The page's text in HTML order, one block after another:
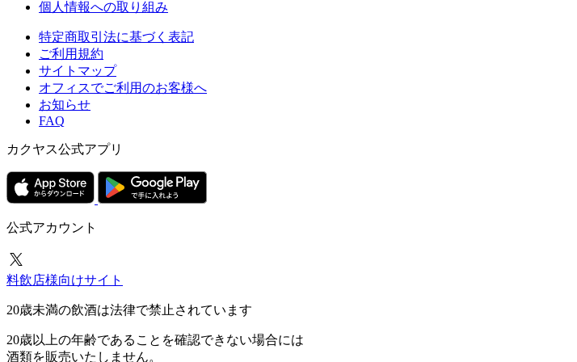
個人情報への取り組み
特定商取引法に基づく表記
ご利用規約
サイトマップ
オフィスでご利用のお客様へ
お知らせ
FAQ
カクヤス公式アプリ
公式アカウント
料飲店様向けサイト
20歳未満の飲酒は法律で禁止されています
20歳以上の年齢であることを確認できない場合には
酒類を販売いたしません。